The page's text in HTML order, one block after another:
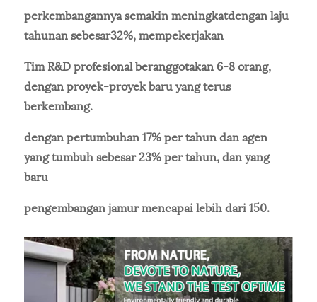
perkembangannya semakin meningkatdengan laju
tahunan sebesar32%, mempekerjakan
Tim R&D profesional beranggotakan 6-8 orang,
dengan proyek-proyek baru yang terus
berkembang.
dengan pertumbuhan 17% per tahun dan agen
yang tumbuh sebesar 23% per tahun, dan yang
baru
pengembangan jamur mencapai lebih dari 150.